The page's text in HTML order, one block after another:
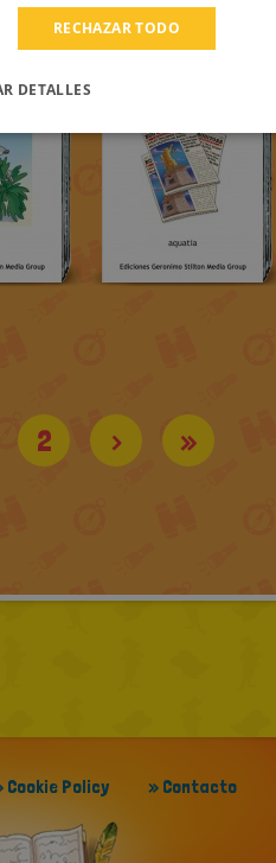
2 > »
Cookie Policy » Contacto
RECHAZAR TODO
DETALLES